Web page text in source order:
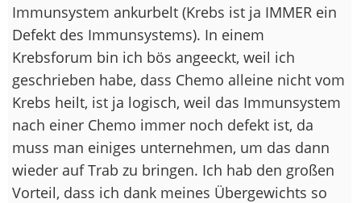
Immunsystem ankurbelt (Krebs ist ja IMMER ein
Defekt des Immunsystems). In einem
Krebsforum bin ich bös angeeckt, weil ich
geschrieben habe, dass Chemo alleine nicht vom
Krebs heilt, ist ja logisch, weil das Immunsystem
nach einer Chemo immer noch defekt ist, da
muss man einiges unternehmen, um das dann
wieder auf Trab zu bringen. Ich hab den großen
Vorteil, dass ich dank meines Übergewichts so